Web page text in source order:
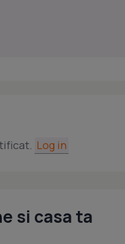
Log in
si casa ta